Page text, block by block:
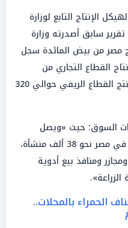
الإنتاج التابع لوزارة
سابق أصدرته وزارة
مصر من بيض المائدة سجل
القطاع التجاري من
الدواجن في 1.4 مليار طائر، بينما ينتج القطاع الريفي حوالي 320
السوق؛ حيث «ويصل
إجمالي عدد منشآت الثروة الداجنة في مصر نحو 38 ألف منشأة،
ومنافذ بيع أدوية
الحمراء بالمحلات..